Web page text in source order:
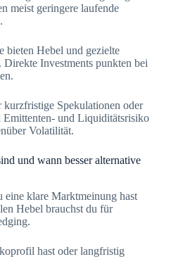
meist geringere laufende
bieten Hebel und gezielte
Investments punkten bei
Spekulationen oder
und Liquiditätsrisiko
Volatilität.
und wann besser alternative
klare Marktmeinung hast
Hebel brauchst du für
hast oder langfristig